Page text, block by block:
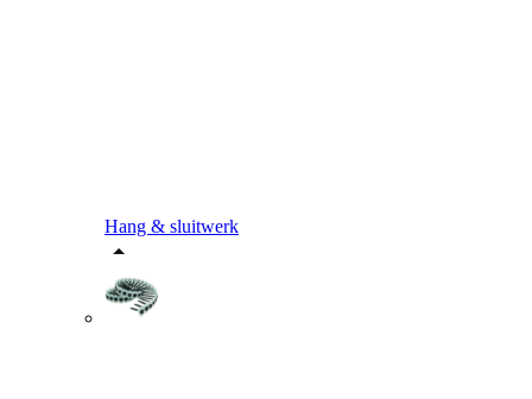
Hang & sluitwerk